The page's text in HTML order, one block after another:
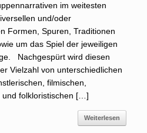
im weitesten
und/oder
Formen, Spuren, Traditionen
um das Spiel der jeweiligen
Nachgespürt wird diesen
Vielzahl von unterschiedlichen
filmischen,
und folkloristischen […]
Weiterlesen